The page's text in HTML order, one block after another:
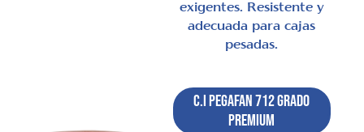
exigentes. Resistente y
adecuada para cajas
pesadas.
C.I Pegafan 712 Grado
Premium